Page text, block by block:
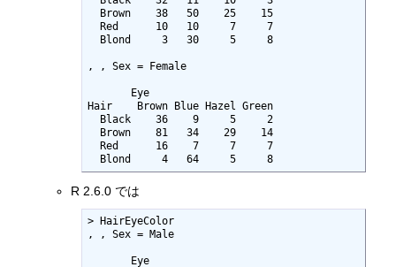
, , Sex = Female
Hair    Brown Blue Hazel Green
  Blond     4   64     5     8
R 2.6.0 では
> HairEyeColor
, , Sex = Male